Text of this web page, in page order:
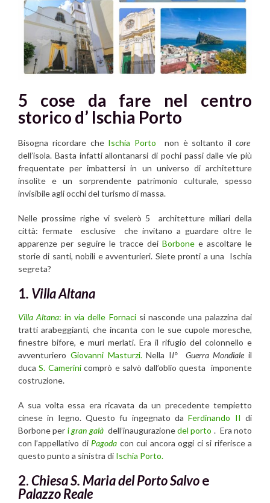
5 cose da fare nel centro
storico d’ Ischia Porto
Bisogna ricordare che Ischia Porto non è soltanto ilcore
dell’isola. Basta infatti allontanarsi di pochi passi dalle vie più
frequentate per imbattersi in un universo di architetture
insolite e un sorprendente patrimonio culturale, spesso
invisibile agli occhi del turismo di massa.
Nelle prossime righe vi svelerò 5 architetture miliari della
città: fermate esclusive che invitano a guardare oltre le
apparenze per seguire le tracce dei Borbone e ascoltare le
storie di santi, nobili e avventurieri. Siete pronti a una Ischia
segreta?
1. Villa Altana
Villa Altana: in via delle Fornacisi nasconde una palazzina dai
tratti arabeggianti, che incanta con le sue cupole moresche,
finestre bifore, e muri merlati. Era il rifugio del colonnello e
avventuriero Giovanni Masturzi.Nella II° Guerra Mondiale il
ducaS. Camerinicomprò e salvò dall’oblio questa imponente
costruzione.
A sua volta essa era ricavata da un precedente tempietto
cinese in legno. Questo fu ingegnato daFerdinando II di
Borbone per igran galàdell’inaugurazionedel porto . Era noto
con l’appellativo di Pagoda con cui ancora oggi ci si riferisce a
questo punto a sinistra di Ischia Porto.
2.Chiesa S. Maria del Porto Salvoe
Palazzo Reale